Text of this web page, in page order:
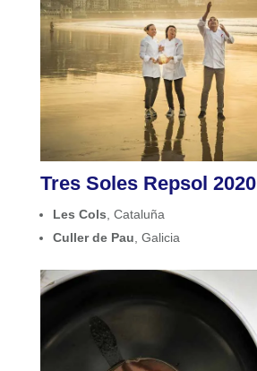
Tres Soles Repsol 2020
Les Cols, Cataluña
Culler de Pau, Galicia